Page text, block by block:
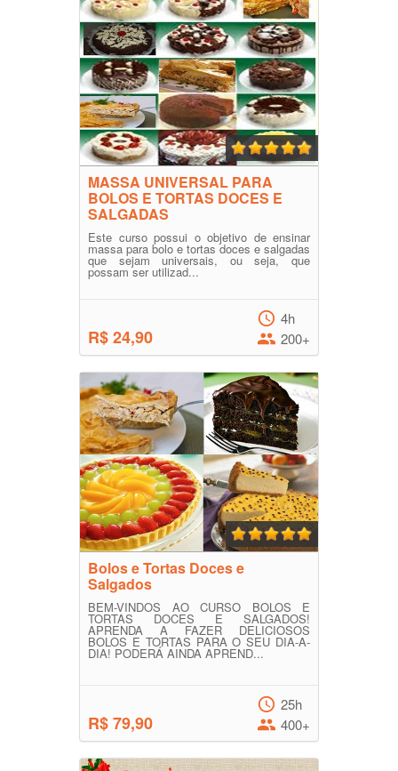
MASSA UNIVERSAL PARA
BOLOS E TORTAS DOCES E
SALGADAS
Este curso possui o objetivo de ensinar
massa para bolo e tortas doces e salgadas
que sejam universais, ou seja, que
possam ser utilizad...
R$ 24,90
4h
200+
Bolos e Tortas Doces e
Salgados
BEM-VINDOS AO CURSO BOLOS E
TORTAS DOCES E SALGADOS!
APRENDA A FAZER DELICIOSOS
BOLOS E TORTAS PARA O SEU DIA-A-
DIA! PODERÁ AINDA APREND...
R$ 79,90
25h
400+